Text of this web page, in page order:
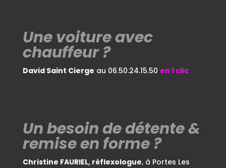
Une voiture avec
chauffeur ?
David Saint Cierge au 06.50.24.15.50 en 1 clic
Un besoin dedétente &
remiseen forme ?
Christine FAURIEL, réflexologue, à Portes Les